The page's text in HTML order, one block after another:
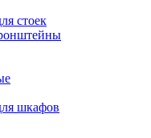
стоек
шкафов